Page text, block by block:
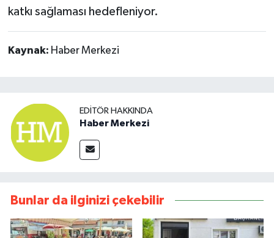
katkı sağlaması hedefleniyor.
Kaynak: Haber Merkezi
EDITÖR HAKKINDA
Haber Merkezi
Bunlar da ilginizi çekebilir